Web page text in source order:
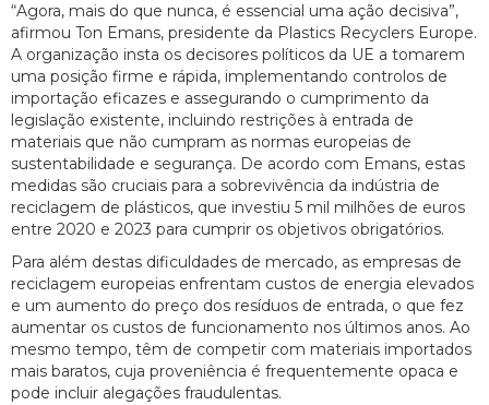
“Agora, mais do que nunca, é essencial uma ação decisiva”,
afirmou Ton Emans, presidente da Plastics Recyclers Europe.
A organização insta os decisores políticos da UE a tomarem
uma posição firme e rápida, implementando controlos de
importação eficazes e assegurando o cumprimento da
legislação existente, incluindo restrições à entrada de
materiais que não cumpram as normas europeias de
sustentabilidade e segurança. De acordo com Emans, estas
medidas são cruciais para a sobrevivência da indústria de
reciclagem de plásticos, que investiu 5 mil milhões de euros
entre 2020 e 2023 para cumprir os objetivos obrigatórios.
Para além destas dificuldades de mercado, as empresas de
reciclagem europeias enfrentam custos de energia elevados
e um aumento do preço dos resíduos de entrada, o que fez
aumentar os custos de funcionamento nos últimos anos. Ao
mesmo tempo, têm de competir com materiais importados
mais baratos, cuja proveniência é frequentemente opaca e
pode incluir alegações fraudulentas.